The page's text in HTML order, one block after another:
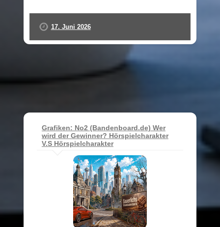
17. Juni 2026
Grafiken: No2 (Bandenboard.de) Wer
wird der Gewinner? Hörspielcharakter
V.S Hörspielcharakter